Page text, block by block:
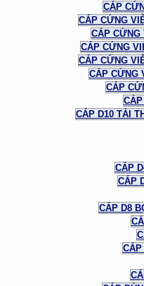
CÁP
CÁP CỨNG
CÁP CỨNG
CÁP CỨNG
CÁP CỨNG
CÁP CỨNG
CÁP
CÁP D10 TẢI
CÁP
CÁP
CÁP D8
CÁP